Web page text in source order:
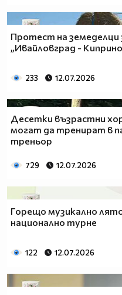
Протест на
„Ивайловград -
233 12.07.2026
Десетки възрастни
могат да тренират в
треньор
729 12.07.2026
Горещо музикално
национално турне
122 12.07.2026